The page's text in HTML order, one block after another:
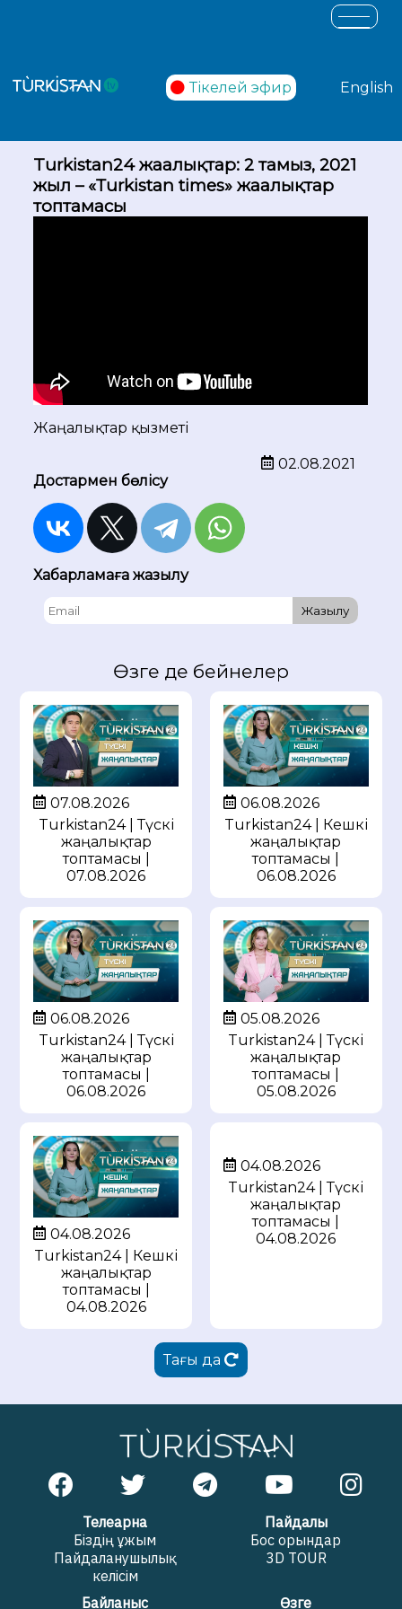
Тікелей эфир English
Turkistan24 жаңалықтар: 2 тамыз, 2021
жыл – «Тurkistan times» жаңалықтар
топтамасы
Жаңалықтар қызметі
02.08.2021
Достармен бөлісу
Хабарламаға жазылу
Жазылу
Өзге де бейнелер
07.08.2026
Turkistan24 | Түскі
жаңалықтар
топтамасы |
07.08.2026
06.08.2026
Turkistan24 | Кешкі
жаңалықтар
топтамасы |
06.08.2026
06.08.2026
Turkistan24 | Түскі
жаңалықтар
топтамасы |
06.08.2026
05.08.2026
Turkistan24 | Түскі
жаңалықтар
топтамасы |
05.08.2026
04.08.2026
Turkistan24 | Кешкі
жаңалықтар
топтамасы |
04.08.2026
04.08.2026
Turkistan24 | Түскі
жаңалықтар
топтамасы |
04.08.2026
Тағы да
Телеарна
Біздің ұжым
Пайдаланушылық
келісім
Пайдалы
Бос орындар
3D TOUR
Байланыс Өзге